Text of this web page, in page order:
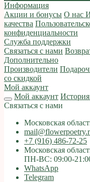
Информация
Акции и бонусы О нас
качества
конфиденциальности
Служба поддержки
Связаться с нами
Дополнительно
Производители
со скидкой
Мой аккаунт
Мой аккаунт История
Связаться с нами
Московская
+7 (916) 486-72-25
Московская
ПН-ВС: 09:00-
WhatsApp
Telegram